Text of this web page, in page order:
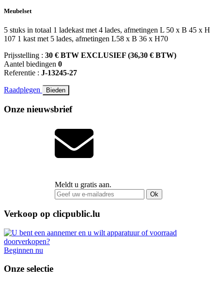
Meubelset
5 stuks in totaal 1 ladekast met 4 lades, afmetingen L 50 x B 45 x H
107 1 kast met 5 lades, afmetingen L58 x B 36 x H70
Prijsstelling : 30 € BTW EXCLUSIEF (36,30 € BTW)
Aantel biedingen 0
Referentie : J-13245-27
Raadplegen Bieden
Onze nieuwsbrief
Meldt u gratis aan.
Ok
Verkoop op clicpublic.lu
Beginnen nu
Onze selectie